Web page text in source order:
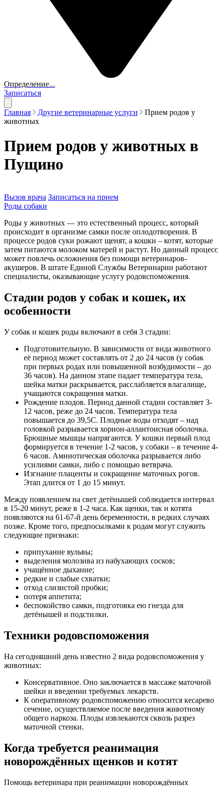
Определение...
Записаться
Главная Другие ветеринарные услуги
Прием родов у
животных
Прием родов у животных в
Пущино
Вызов врача Записаться на прием
Роды собаки
Роды у животных — это естественный процесс, который
происходит в организме самки после оплодотворения. В
процессе родов суки рожают щенят, а кошки – котят, которые
затем питаются молоком матерей и растут. Но данный процесс
может повлечь осложнения без помощи ветеринаров-
акушеров. В штате Единой Службы Ветеринарии работают
специалисты, оказывающие услугу родовспоможения.
Стадии родов у собак и кошек, их
особенности
У собак и кошек роды включают в себя 3 стадии:
Подготовительную. В зависимости от вида животного
её период может составлять от 2 до 24 часов (у собак
при первых родах или повышенной возбудимости – до
36 часов). На данном этапе падает температура тела,
шейка матки раскрывается, расслабляется влагалище,
учащаются сокращения матки.
Рождение плодов. Период данной стадии составляет 3-
12 часов, реже до 24 часов. Температура тела
повышается до 39,5C. Плодные воды отходят – над
головкой разрывается хорион-аллантоисная оболочка.
Брюшные мышцы напрягаются. У кошки первый плод
формируется в течение 1-2 часов, у собаки – в течение 4-
6 часов. Амниотическая оболочка разрывается либо
усилиями самки, либо с помощью ветврача.
Изгнание плаценты и сокращение маточных рогов.
Этап длится от 1 до 15 минут.
Между появлением на свет детёнышей соблюдается интервал
в 15-20 минут, реже в 1-2 часа. Как щенки, так и котята
появляются на 61-67-й день беременности, в редких случаях
позже. Кроме того, предпосылками к родам могут служить
следующие признаки:
припухание вульвы;
выделения молозива из набухающих сосков;
учащённое дыхание;
редкие и слабые схватки;
отход слизистой пробки;
потеря аппетита;
беспокойство самки, подготовка ею гнезда для
детёнышей и подстилки.
Техники родовспоможения
На сегодняшний день известно 2 вида родовспоможения у
животных:
Консервативное. Оно заключается в массаже маточной
шейки и введении требуемых лекарств.
К оперативному родовспоможению относится кесарево
сечение, осуществляемое после введения животному
общего наркоза. Плоды извлекаются сквозь разрез
маточной стенки.
Когда требуется реанимация
новорождённых щенков и котят
Помощь ветеринара при реанимации новорождённых